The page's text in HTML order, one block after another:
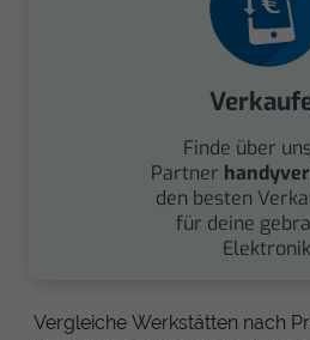
Finde über
Partner
den besten
für deine
Vergleiche Werkstätten nach